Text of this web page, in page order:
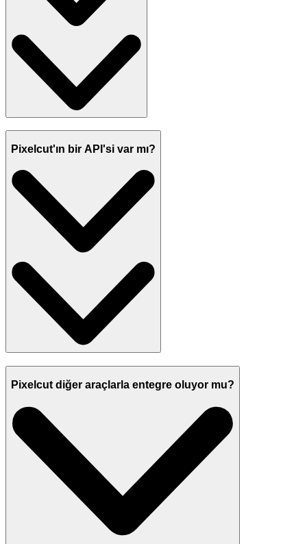
Pixelcut'ın bir API'si var mı?
Pixelcut diğer araçlarla entegre oluyor mu?